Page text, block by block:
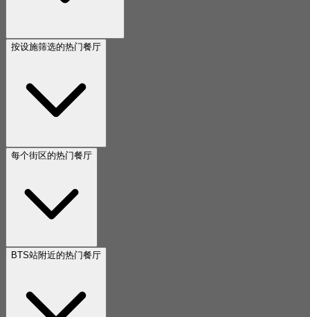
按设施筛选的热门餐厅
每个街区的热门餐厅
BTS站附近的热门餐厅